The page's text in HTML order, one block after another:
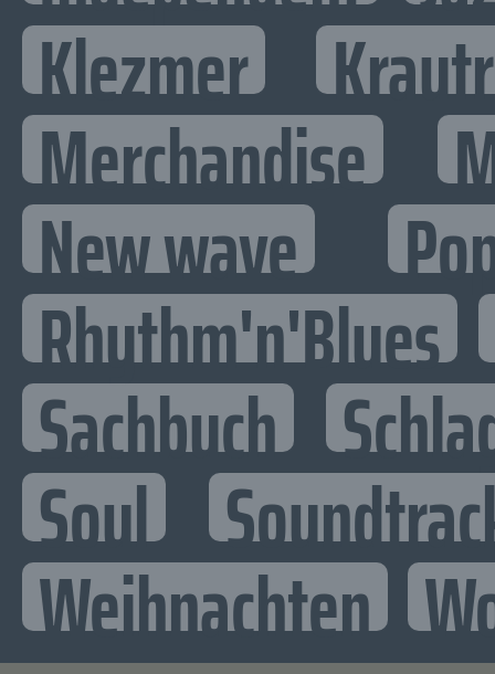
Klezmer
Merchandise
New wave
Rhythm'n'Blues
Sachbuch
Soul
Weihnachten